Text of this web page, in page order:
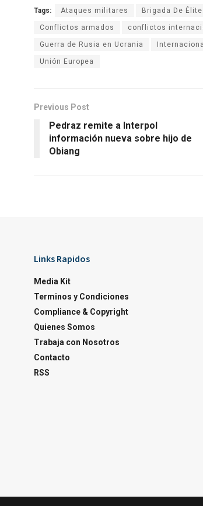
Tags: Ataques militares Brigada De Élite
Conflictos armados conflictos
Guerra de Rusia en Ucrania Internacional
Unión Europea
Previous Post
Pedraz remite a Interpol
información nueva sobre hijo de
Obiang
Links Rapidos
Media Kit
Terminos y Condiciones
Compliance & Copyright
Quienes Somos
Trabaja con Nosotros
Contacto
RSS